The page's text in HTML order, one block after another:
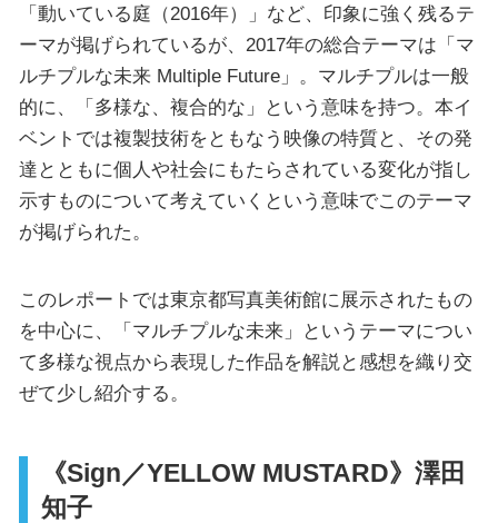
「動いている庭（2016年）」など、印象に強く残るテ
ーマが掲げられているが、2017年の総合テーマは「マ
ルチプルな未来 Multiple Future」。マルチプルは一般
的に、「多様な、複合的な」という意味を持つ。本イ
ベントでは複製技術をともなう映像の特質と、その発
達とともに個人や社会にもたらされている変化が指し
示すものについて考えていくという意味でこのテーマ
が掲げられた。
このレポートでは東京都写真美術館に展示されたもの
を中心に、「マルチプルな未来」というテーマについ
て多様な視点から表現した作品を解説と感想を織り交
ぜて少し紹介する。
《Sign／YELLOW MUSTARD》澤田
知子